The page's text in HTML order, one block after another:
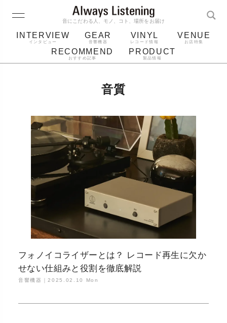
音にこだわる人、モノ、コト、場所をお届け
INTERVIEW
インタビュー
GEAR
音響機器
VINYL
レコード情報
VENUE
お店特集
RECOMMEND
おすすめ記事
PRODUCT
製品情報
bluetooth
音質
フォノイコライザーとは？ レコード再生に欠か
せない仕組みと役割を徹底解説
音響機器｜2025.02.10 Mon